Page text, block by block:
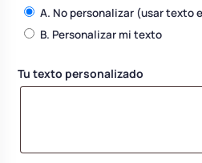
y pala tarta
A. No personalizar (usar texto
B. Personalizar mi texto
Tu texto personalizado